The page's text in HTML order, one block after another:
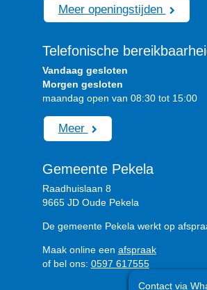
Contact via
Meer openingstijden
Telefonische
Vandaag gesloten
Morgen gesloten
maandag open van 08:30 tot 15:00
Meer
Gemeente Pekela
Raadhuislaan 8
9665 JD Oude Pekela
De gemeente Pekela werkt op
Maak online een afspraak
of bel ons: 0597 617555